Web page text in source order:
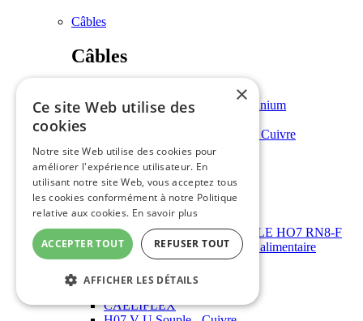
Câbles
Câbles
U-1000 R2V Rigide - Cuivre
U-1000 AR2V Rigide - Aluminium
U-1000 RVFV Rigide - Armé Cuivre
H07 RN-F Souple - Cuivre
Immergé
Immergé
Câble rond - SUBCABLE HO7 RN8-F
Câble rond à immergé - alimentaire
HO5 VV-F Souple - Cuivre
Cuivre nu
CAELIFLEX
×
Ce site Web utilise des
cookies
Notre site Web utilise des cookies pour
améliorer l'expérience utilisateur. En
utilisant notre site Web, vous acceptez tous
les cookies conformément à notre Politique
relative aux cookies. En savoir plus
ACCEPTER TOUT REFUSER TOUT
AFFICHER LES DÉTAILS